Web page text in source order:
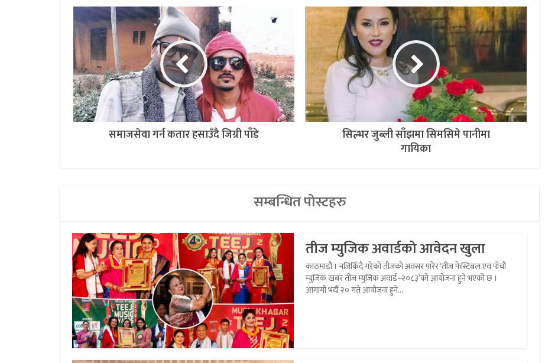
समाजसेवा गर्न कतार हसाउँदै जिग्री पाँडे
सिल्भर जुब्ली साँझमा सिमसिमे पानीमा
गायिका
सम्बन्धित पोस्टहरु
तीज म्युजिक अवार्डको आवेदन खुला
काठमाडौं । नजिकिँदै गरेको तीजको अवसर पारेर ‘तीज फेस्टिबल एवं पाँचौं
म्युजिक खबर तीज म्युजिक अवार्ड–२०८३’को आयोजना हुने भएको छ ।
आगामी भदौं २० गते आयोजना हुने...